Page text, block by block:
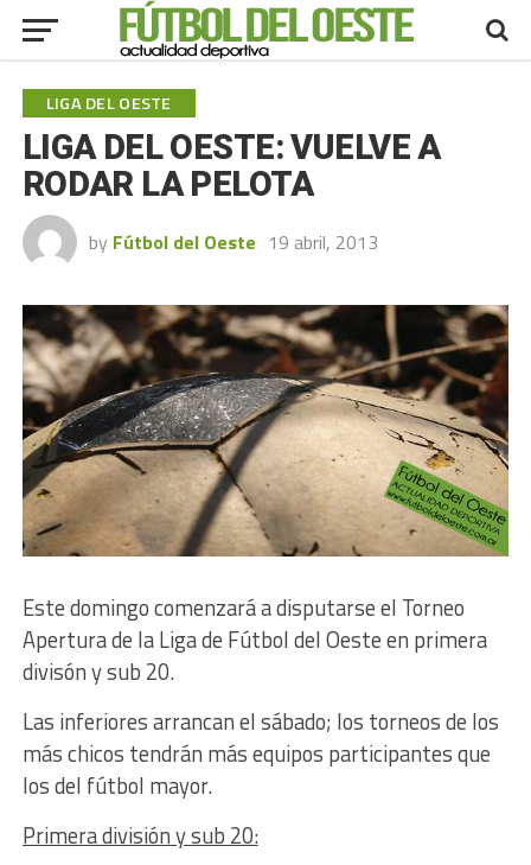
LIGA DEL OESTE
LIGA DEL OESTE: VUELVE A
RODAR LA PELOTA
by Fútbol del Oeste 19 abril, 2013
Este domingo comenzará a disputarse el Torneo
Apertura de la Liga de Fútbol del Oeste en primera
divisón y sub 20.
Las inferiores arrancan el sábado; los torneos de los
más chicos tendrán más equipos participantes que
los del fútbol mayor.
Primera división y sub 20: